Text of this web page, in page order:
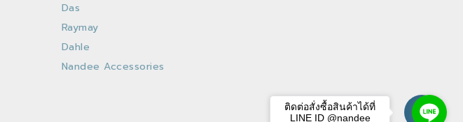
Das
Raymay
Dahle
Nandee Accessories
ติดต่อสั่งซื้อสินค้าได้ที่
LINE ID @nandee